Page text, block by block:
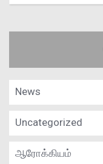
News
Uncategorized
ஆரோக்கியம்